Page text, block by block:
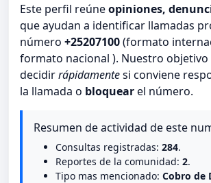
Este perfil reúneopiniones,
que ayudan a identificar llamadas
número +25207100(formato
formato nacional ). Nuestro objetivo
decidirrápidamentesi conviene
la llamada o bloquearel número.
Resumen de actividad de este
Consultas registradas: 284.
Reportes de la comunidad: 2.
Tipo mas mencionado: Cobro de